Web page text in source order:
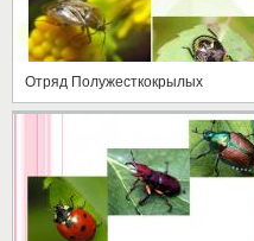
Отряд Полужесткокрылых